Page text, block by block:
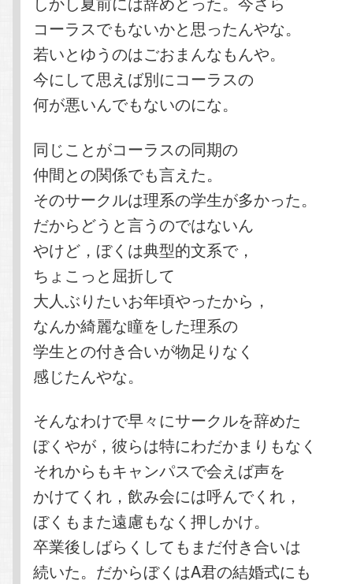
コーラスでもないかと思ったんやな。
若いとゆうのはごおまんなもんや。
今にして思えば別にコーラスの
何が悪いんでもないのにな。
同じことがコーラスの同期の
仲間との関係でも言えた。
そのサークルは理系の学生が多かった。
だからどうと言うのではないん
やけど，ぼくは典型的文系で，
ちょこっと屈折して
大人ぶりたいお年頃やったから，
なんか綺麗な瞳をした理系の
学生との付き合いが物足りなく
感じたんやな。
そんなわけで早々にサークルを辞めた
ぼくやが，彼らは特にわだかまりもなく
それからもキャンパスで会えば声を
かけてくれ，飲み会には呼んでくれ，
ぼくもまた遠慮もなく押しかけ。
卒業後しばらくしてもまだ付き合いは
続いた。だからぼくはA君の結婚式にも